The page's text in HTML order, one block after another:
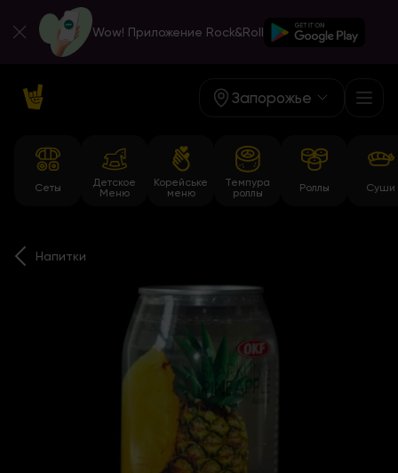
Wow! Приложение Rock&Roll
Запорожье
Сеты
Детское
Меню
Корейське
меню
Темпура
роллы
Роллы Суши
Напитки